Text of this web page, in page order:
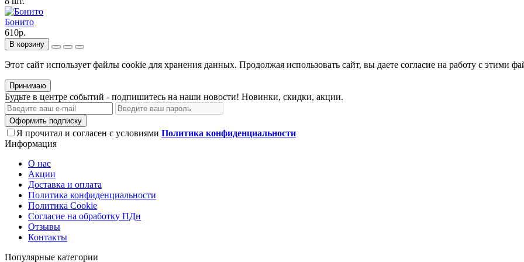
Бонито
610р.
В корзину
Этот сайт использует файлы сооkіе для хранения данных. Продолжая использовать сайт, вы даете согласие на работу с этими
Принимаю
Будьте в центре событий - подпишитесь на наши новости! Новинки, скидки, акции.
Оформить подписку
Я прочитал и согласен с условиями Политика конфиденциальности
Информация
О нас
Акции
Доставка и оплата
Политика конфиденциальности
Политика Cookie
Согласие на обработку ПДн
Отзывы
Контакты
Популярные категории